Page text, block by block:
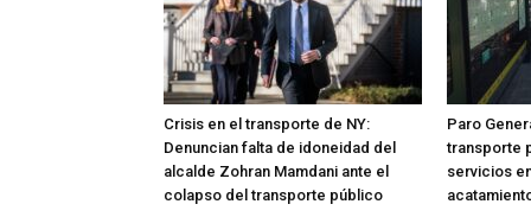
Crisis en el transporte de NY:
Denuncian falta de idoneidad del
alcalde Zohran Mamdani ante el
colapso del transporte público
Paro
transporte
servicios